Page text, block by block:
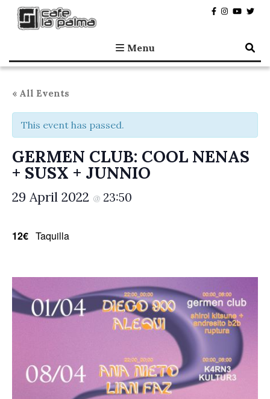
Café la Palma
Programming live music in Madrid since 1995.
Menu
« All Events
This event has passed.
GERMEN CLUB: COOL NENAS
+ SUSX + JUNNIO
29 April 2022 @ 23:50
12€ Taquilla